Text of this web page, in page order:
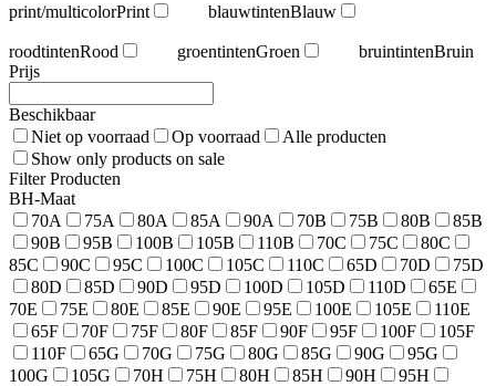
print/multicolorPrint blauwtintenBlauw
roodtintenRood groentintenGroen bruintintenBruin
Prijs
Beschikbaar
Niet op voorraad
Op voorraad
Alle producten
Show only products on sale
Filter Producten
BH-Maat
70A
75A 80A 85A 90A 70B 75B 80B
85B
90B
95B 100B 105B 110B 70C 75C
80C
85C
90C 95C 100C 105C 110C 65D 70D
75D
80D
85D 90D 95D 100D 105D 110D
65E
70E
75E 80E 85E 90E 95E 100E 105E
110E
65F
70F 75F 80F 85F 90F 95F 100F
105F
110F
65G 70G 75G 80G 85G 90G
95G
100G
105G 70H 75H 80H 85H 90H
95H